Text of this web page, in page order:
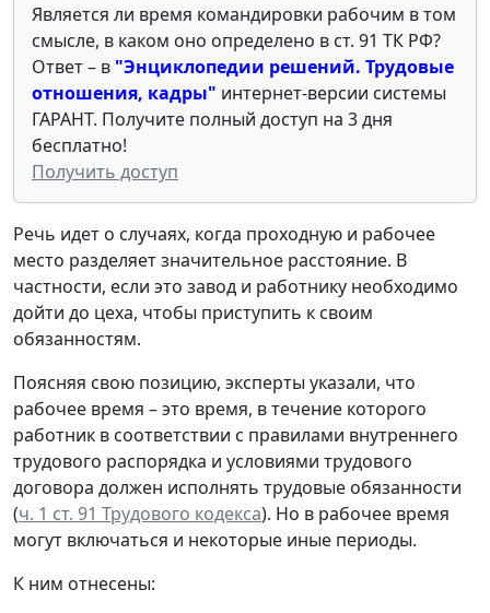
Является ли время командировки рабочим в том
смысле, в каком оно определено в ст. 91 ТК РФ?
Ответ – в "Энциклопедии решений. Трудовые
отношения, кадры" интернет-версии системы
ГАРАНТ. Получите полный доступ на 3 дня
бесплатно!
Получить доступ
Речь идет о случаях, когда проходную и рабочее
место разделяет значительное расстояние. В
частности, если это завод и работнику необходимо
дойти до цеха, чтобы приступить к своим
обязанностям.
Поясняя свою позицию, эксперты указали, что
рабочее время – это время, в течение которого
работник в соответствии с правилами внутреннего
трудового распорядка и условиями трудового
договора должен исполнять трудовые обязанности
(ч. 1 ст. 91 Трудового кодекса). Но в рабочее время
могут включаться и некоторые иные периоды.
К ним отнесены: